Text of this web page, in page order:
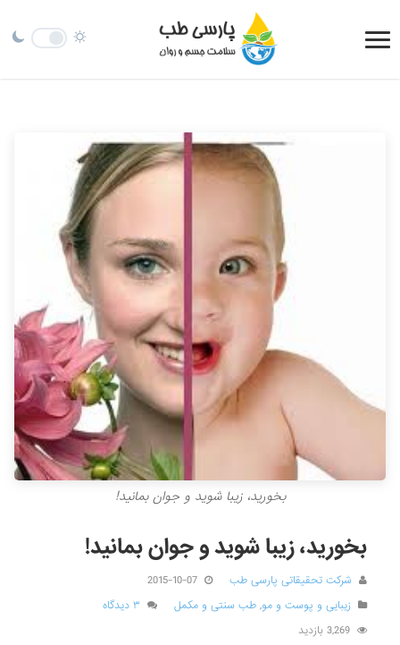
بخورید، زیبا شوید و جوان بمانید!
بخورید، زیبا شوید و جوان بمانید!
شرکت تحقیقاتی پارسی طب
2015-10-07
زیبایی و پوست و مو,طب سنتی و مکمل
۳ دیدگاه
3,269 بازدید